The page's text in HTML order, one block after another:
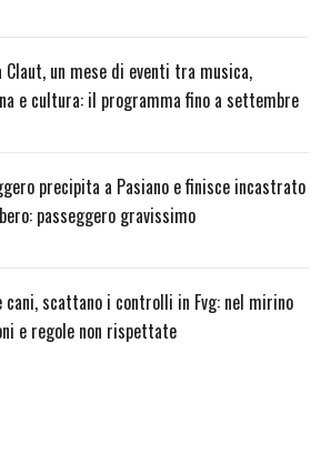
Claut, un mese di eventi tra musica,
e cultura: il programma fino a settembre
precipita a Pasiano e finisce incastrato
passeggero gravissimo
cani, scattano i controlli in Fvg: nel mirino
e regole non rispettate